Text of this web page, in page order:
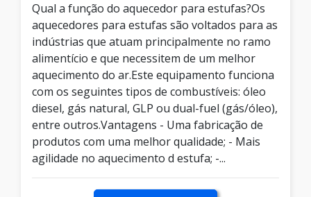
Qual a função do aquecedor para estufas?Os
aquecedores para estufas são voltados para as
indústrias que atuam principalmente no ramo
alimentício e que necessitem de um melhor
aquecimento do ar.Este equipamento funciona
com os seguintes tipos de combustíveis: óleo
diesel, gás natural, GLP ou dual-fuel (gás/óleo),
entre outros.Vantagens - Uma fabricação de
produtos com uma melhor qualidade; - Mais
agilidade no aquecimento d estufa; -...